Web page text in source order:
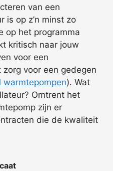
van een
is op z’n minst zo
op het programma
kritisch naar jouw
voor een
voor een gedegen
warmtepompen). Wat
Omtrent het
zijn er
die de kwaliteit